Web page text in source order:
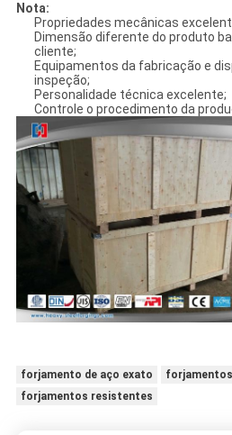
Nota:
Propriedades mecânicas
Dimensão diferente do produto
cliente;
Equipamentos da fabricação e
inspeção;
Personalidade técnica excelente;
Controle o procedimento da
forjamento de aço exato
forjamentos resistentes